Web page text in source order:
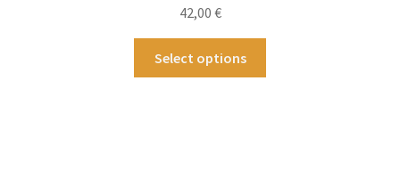
gewählt
42,00 €
Select options